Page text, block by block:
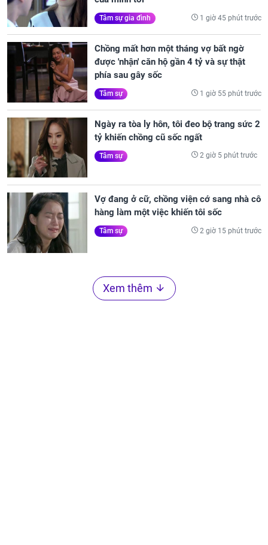
Tâm sự gia đình 1 giờ 45 phút trước
Chồng mất hơn một tháng vợ bất ngờ
được 'nhận' căn hộ gần 4 tỷ và sự thật
phía sau gây sốc
Tâm sự 1 giờ 55 phút trước
Ngày ra tòa ly hôn, tôi đeo bộ trang sức 2
tỷ khiến chồng cũ sốc ngất
Tâm sự 2 giờ 5 phút trước
Vợ đang ở cữ, chồng viện cớ sang nhà cô
hàng làm một việc khiến tôi sốc
Tâm sự 2 giờ 15 phút trước
Xem thêm